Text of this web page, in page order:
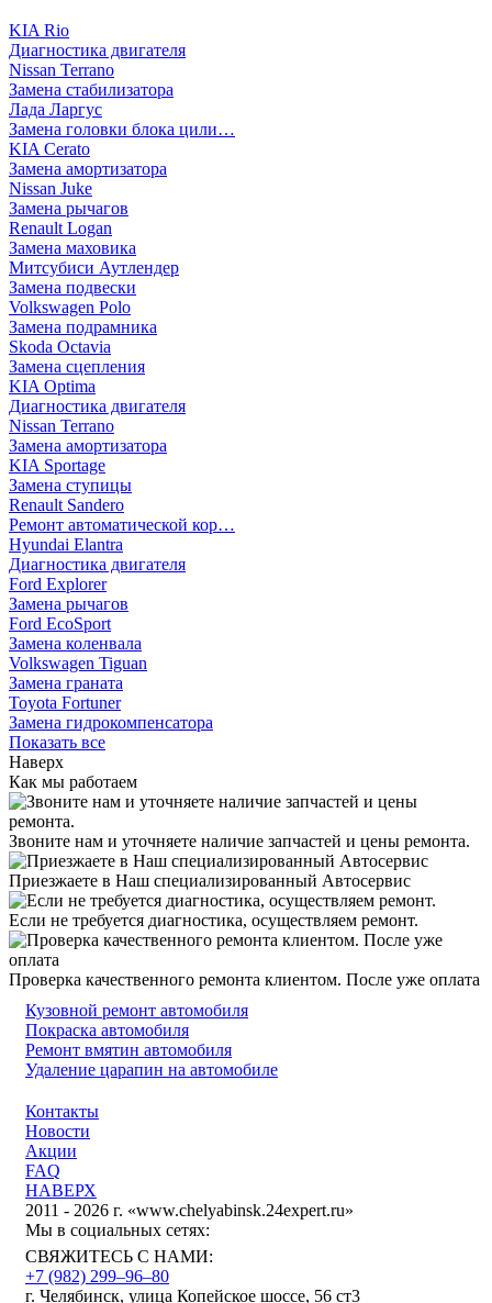
KIA Rio
Диагностика двигателя
Nissan Terrano
Замена стабилизатора
Лада Ларгус
Замена головки блока цили…
KIA Cerato
Замена амортизатора
Nissan Juke
Замена рычагов
Renault Logan
Замена маховика
Митсубиси Аутлендер
Замена подвески
Volkswagen Polo
Замена подрамника
Skoda Octavia
Замена сцепления
KIA Optima
Диагностика двигателя
Nissan Terrano
Замена амортизатора
KIA Sportage
Замена ступицы
Renault Sandero
Ремонт автоматической кор…
Hyundai Elantra
Диагностика двигателя
Ford Explorer
Замена рычагов
Ford EcoSport
Замена коленвала
Volkswagen Tiguan
Замена граната
Toyota Fortuner
Замена гидрокомпенсатора
Показать все
Наверх
Как мы работаем
Звоните нам и уточняете наличие запчастей и цены ремонта.
Приезжаете в Наш специализированный Автосервис
Если не требуется диагностика, осуществляем ремонт.
Проверка качественного ремонта клиентом. После уже оплата
Контакты
Новости
Акции
FAQ
НАВЕРХ
2011 - 2026 г. «www.chelyabinsk.24expert.ru»
Кузовной ремонт автомобиля
Покраска автомобиля
Ремонт вмятин автомобиля
Удаление царапин на автомобиле
Мы в социальных сетях:
СВЯЖИТЕСЬ С НАМИ:
+7 (982) 299‒96‒80
г. Челябинск, улица Копейское шоссе, 56 ст3​